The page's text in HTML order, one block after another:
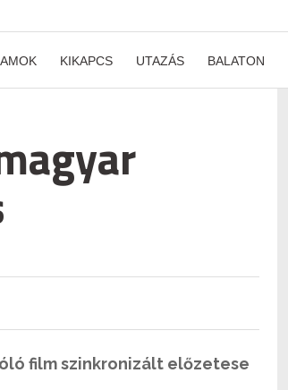
KIKAPCS UTAZÁS BALATON
film szinkronizált előzetese